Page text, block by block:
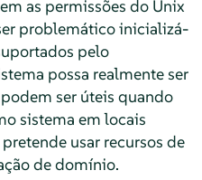
as permissões do Unix
problemático inicializá-
pelo
possa realmente ser
ser úteis quando
sistema em locais
usar recursos de
de domínio.